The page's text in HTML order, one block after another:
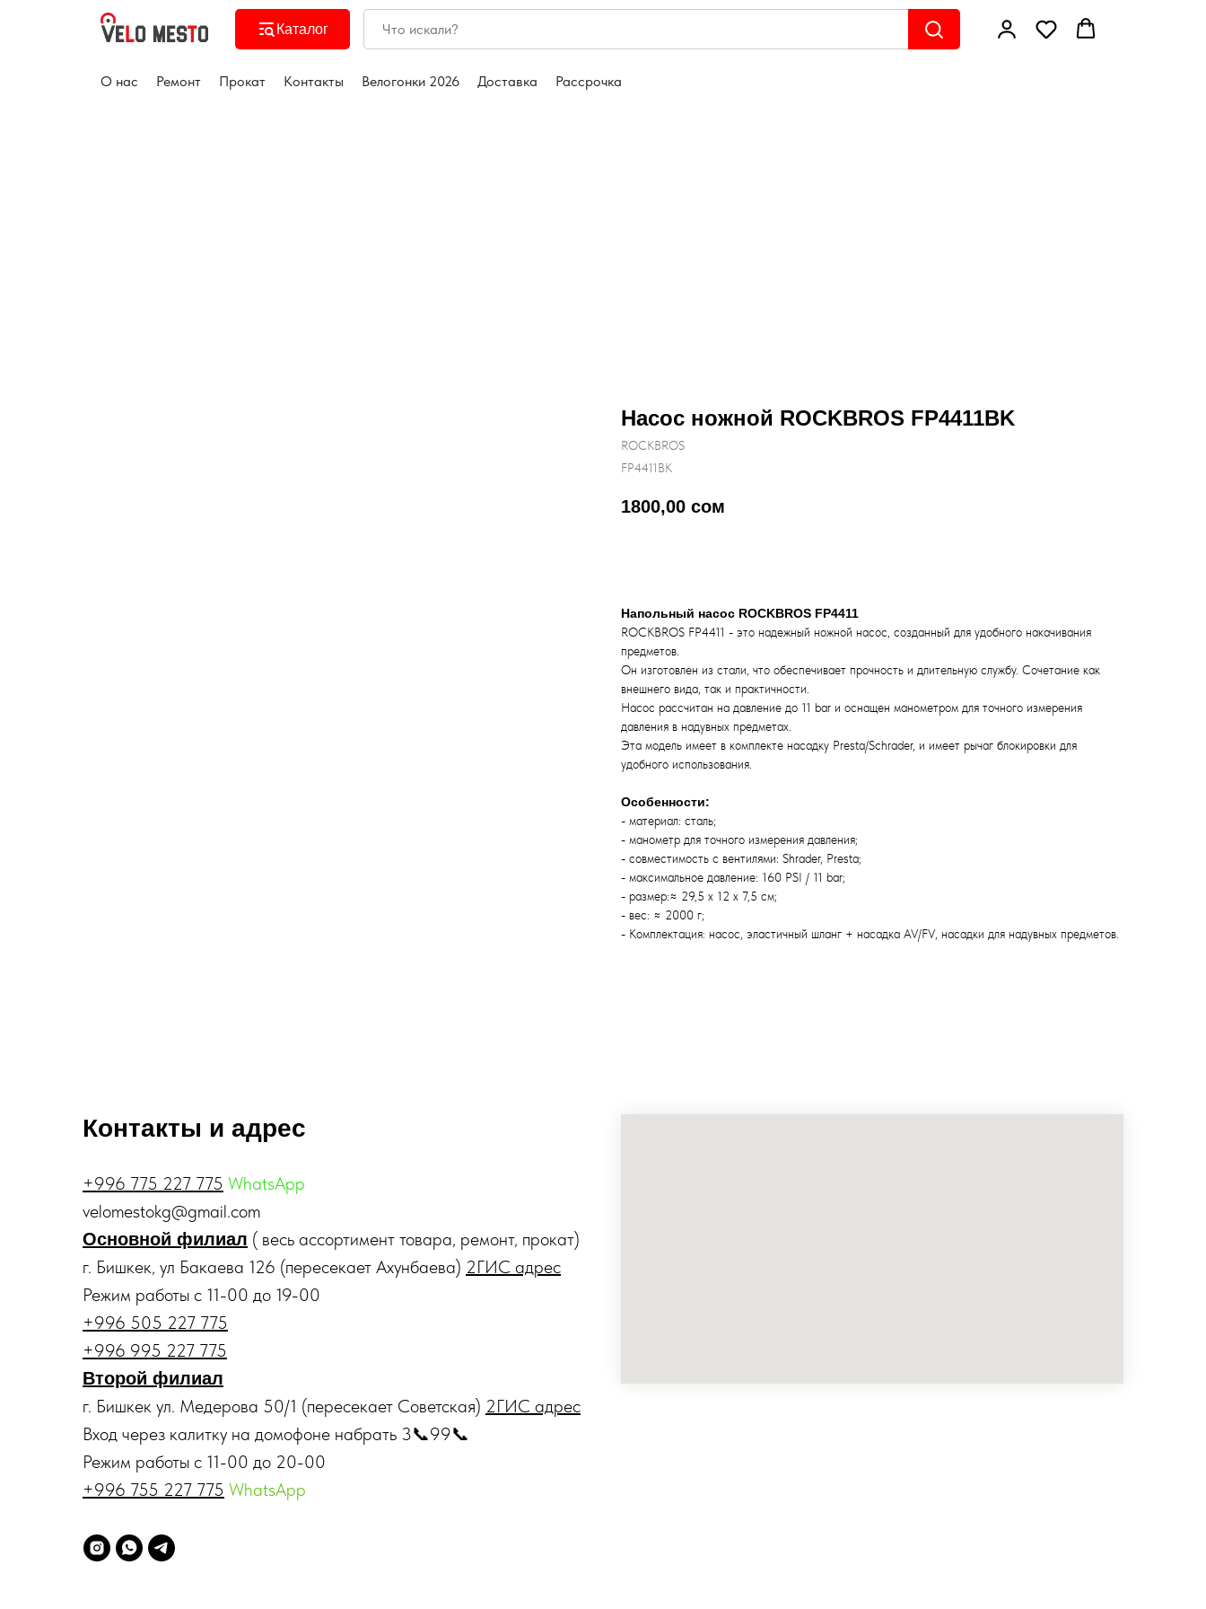
Каталог
О нас Ремонт Прокат Контакты Велогонки 2026 Доставка Рассрочка
Насос ножной ROCKBROS FP4411BK
ROCKBROS
FP4411BK
1800,00 сом
Напольный насос ROCKBROS FP4411
ROCKBROS FP4411 - это надежный ножной насос, созданный для удобного накачивания
предметов.
Он изготовлен из стали, что обеспечивает прочность и длительную службу. Сочетание как
внешнего вида, так и практичности.
Насос рассчитан на давление до 11 bar и оснащен манометром для точного измерения
давления в надувных предметах.
Эта модель имеет в комплекте насадку Presta/Schrader, и имеет рычаг блокировки для
удобного использования.
Особенности:
- материал: сталь;
- манометр для точного измерения давления;
- совместимость с вентилями: Shrader, Presta;
- максимальное давление: 160 PSI / 11 bar;
- размер:≈ 29,5 x 12 x 7,5 см;
- вес: ≈ 2000 г;
- Комплектация: насос, эластичный шланг + насадка AV/FV, насадки для надувных предметов.
Контакты и адрес
+996 775 227 775 WhatsApp
velomestokg@gmail.com
Основной филиал ( весь ассортимент товара, ремонт, прокат)
г. Бишкек, ул Бакаева 126 (пересекает Ахунбаева) 2ГИС адрес
Режим работы с 11-00 до 19-00
+996 505 227 775
+996 995 227 775
Второй филиал
г. Бишкек ул. Медерова 50/1 (пересекает Советская) 2ГИС адрес
Вход через калитку на домофоне набрать 3📞99📞
Режим работы с 11-00 до 20-00
+996 755 227 775 WhatsApp